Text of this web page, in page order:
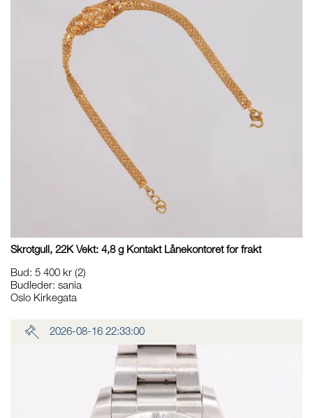
Skrotgull, 22K Vekt: 4,8 g Kontakt Lånekontoret for frakt
Bud: 5 400 kr (2)
Budleder: sania
Oslo Kirkegata
2026-08-16 22:33:00